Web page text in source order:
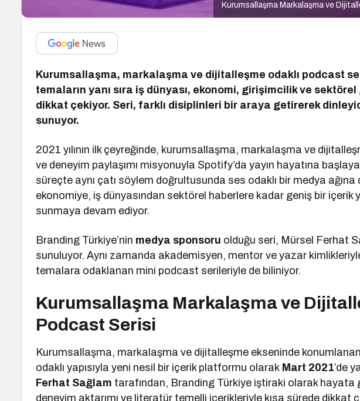
Kurumsallaşma Markalaşma ve
Kurumsallaşma, markalaşma ve dijitalleşme odaklı podcast
temaların yanı sıra iş dünyası, ekonomi, girişimcilik ve
dikkat çekiyor. Seri, farklı disiplinleri bir araya getirerek
sunuyor.
2021 yılının ilk çeyreğinde, kurumsallaşma, markalaşma ve
ve deneyim paylaşımı misyonuyla Spotify’da yayın hayatına
süreçte aynı çatı söylem doğrultusunda ses odaklı bir medya
ekonomiye, iş dünyasından sektörel haberlere kadar geniş bir içerik
sunmaya devam ediyor.
Branding Türkiye’nin medya sponsoru olduğu seri, Mürsel Ferhat
sunuluyor. Aynı zamanda akademisyen, mentor ve yazar
temalara odaklanan mini podcast serileriyle de biliniyor.
Kurumsallaşma Markalaşma ve
Podcast Serisi
Kurumsallaşma, markalaşma ve dijitalleşme ekseninde konumlanan
odaklı yapısıyla yeni nesil bir içerik platformu olarak Mart 2021’de
Ferhat Sağlam tarafından, Branding Türkiye iştiraki olarak hayata
deneyim aktarımı ve literatür temelli içerikleriyle kısa sürede dikkat